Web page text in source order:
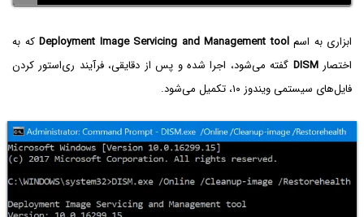
ابزاری به اسمDeployment Image Servicing and Management tool که به
اختصارDISM گفته می‌شود، اجرا شده و پس از دقایقی، فرآیند ری‌استور کردن
فایل‌های سیستمی ویندوز ۱۰، تکمیل می‌شود.